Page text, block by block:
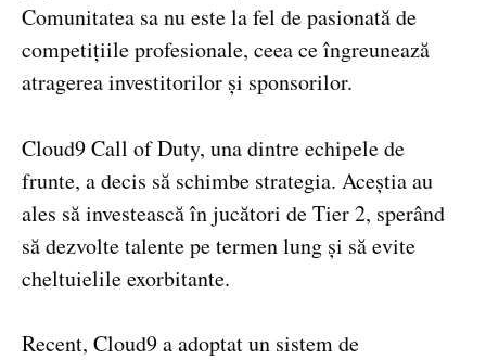
Comunitatea sa nu este la fel de pasionată de
competițiile profesionale, ceea ce îngreunează
atragerea investitorilor și sponsorilor.
Cloud9 Call of Duty, una dintre echipele de
frunte, a decis să schimbe strategia. Aceștia au
ales să investească în jucători de Tier 2, sperând
să dezvolte talente pe termen lung și să evite
cheltuielile exorbitante.
Recent, Cloud9 a adoptat un sistem de